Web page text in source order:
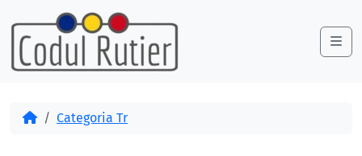
Skip to content
Skip to footer
AcasăCategoria Tr